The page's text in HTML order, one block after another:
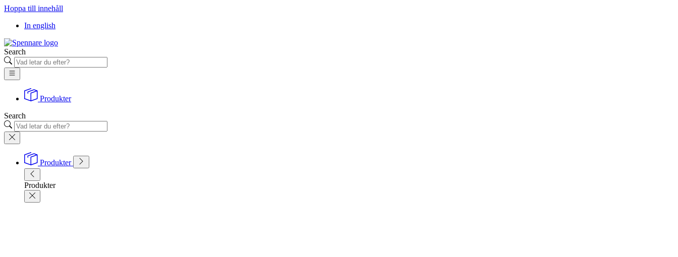
Hoppa till innehåll
In english
Search
Produkter
Search
Produkter
Produkter